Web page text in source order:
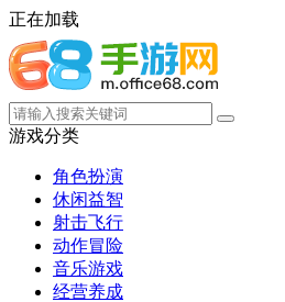
正在加载
游戏分类
角色扮演
休闲益智
射击飞行
动作冒险
音乐游戏
经营养成